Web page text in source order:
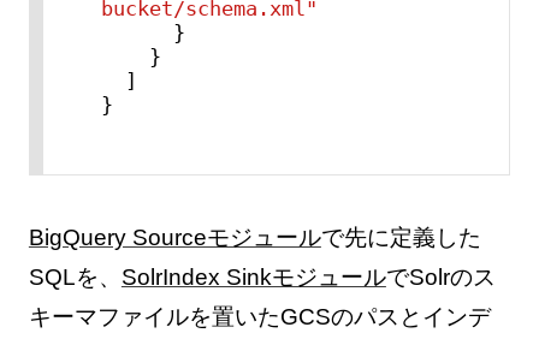
bucket/schema.xml"
}
}
]
}
BigQuery Sourceモジュールで先に定義した
SQLを、 SolrIndex SinkモジュールでSolrのス
キーマファイルを置いたGCSのパスとインデ